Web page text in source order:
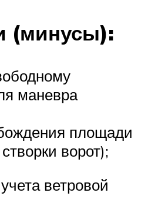
(минусы):
маневра
площади
ворот);
ветровой